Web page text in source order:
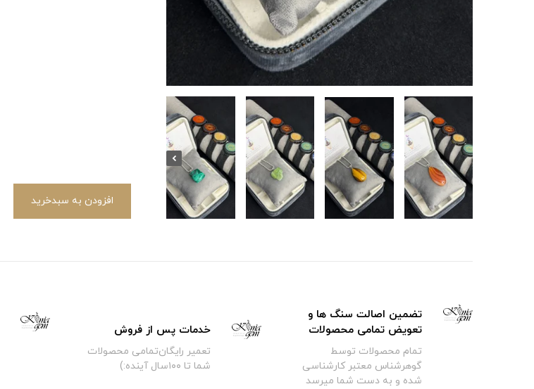
افزودن به سبدخرید
تضمین اصالت سنگ ها و
تعویض تمامی محصولات
تمام محصولات توسط
گوهرشناس معتبر کارشناسی
شده و به دست شما میرسد
خدمات پس از فروش
تعمیر رایگان‌تمامی محصولات
شما تا ۱۰۰سال آینده:)